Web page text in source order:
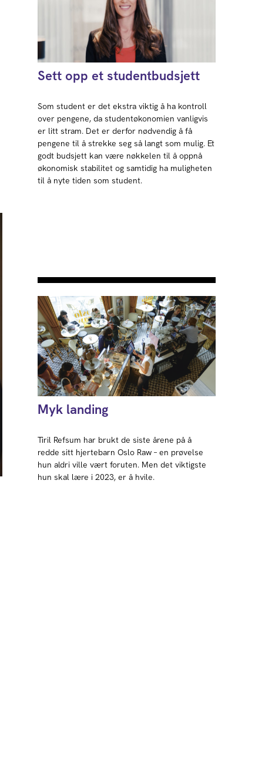
Sett opp et studentbudsjett
Som student er det ekstra viktig å ha kontroll
over pengene, da studentøkonomien vanligvis
er litt stram. Det er derfor nødvendig å få
pengene til å strekke seg så langt som mulig. Et
godt budsjett kan være nøkkelen til å oppnå
økonomisk stabilitet og samtidig ha muligheten
til å nyte tiden som student.
Myk landing
Tiril Refsum har brukt de siste årene på å
redde sitt hjertebarn Oslo Raw – en prøvelse
hun aldri ville vært foruten. Men det viktigste
hun skal lære i 2023, er å hvile.